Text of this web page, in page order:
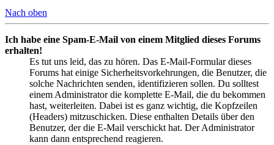
Nach oben
Ich habe eine Spam-E-Mail von einem Mitglied dieses Forums
erhalten!
Es tut uns leid, das zu hören. Das E-Mail-Formular dieses
Forums hat einige Sicherheitsvorkehrungen, die Benutzer, die
solche Nachrichten senden, identifizieren sollen. Du solltest
einem Administrator die komplette E-Mail, die du bekommen
hast, weiterleiten. Dabei ist es ganz wichtig, die Kopfzeilen
(Headers) mitzuschicken. Diese enthalten Details über den
Benutzer, der die E-Mail verschickt hat. Der Administrator
kann dann entsprechend reagieren.